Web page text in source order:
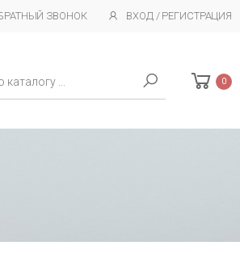
ЗВОНОК ВХОД / РЕГИСТРАЦИЯ
0